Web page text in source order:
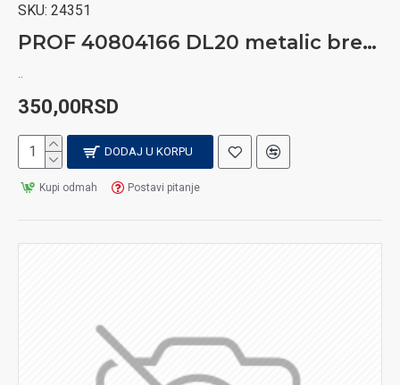
SKU: 24351
PROF 40804166 DL20 metalic brener
350,00RSD
DODAJ U KORPU
Kupi odmah Postavi pitanje